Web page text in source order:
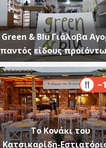
Green & Blu Γιάλοβα
παντός είδους
Το Κονάκι του
Κατσικαρίδη-